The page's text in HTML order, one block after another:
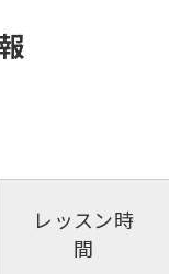
レッスン時
間